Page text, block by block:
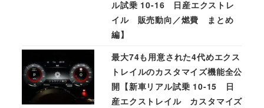
ル試乗 10-16 日産エクストレ
イル 販売動向／燃費 まとめ
編】
最大74も用意された4代めエクス
トレイルのカスタマイズ機能全公
開【新車リアル試乗 10-15 日
産エクストレイル カスタマイズ